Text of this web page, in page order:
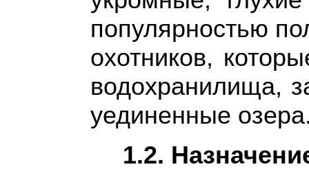
популярностью
охотников,
водохранилища,
уединенные
1.2.